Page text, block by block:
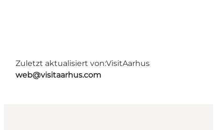
Zuletzt aktualisiert von:VisitAarhus
web@visitaarhus.com